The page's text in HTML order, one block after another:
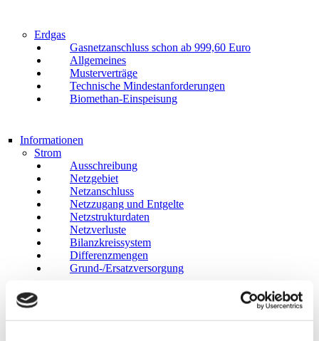
Erdgas
Gasnetzanschluss schon ab 999,60 Euro
Allgemeines
Musterverträge
Technische Mindestanforderungen
Biomethan-Einspeisung
Informationen
Strom
Ausschreibung
Netzgebiet
Netzanschluss
Netzzugang und Entgelte
Netzstrukturdaten
Netzverluste
Bilanzkreissystem
Differenzmengen
Grund-/Ersatzversorgung
Erdgas
Netzgebiet